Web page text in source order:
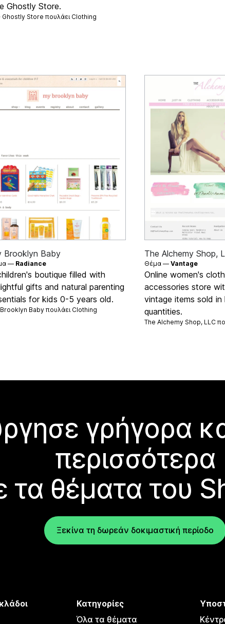
Ghostly Store.
Ghostly Store πουλάει Clothing
Brooklyn Baby
— Radiance
boutique filled with
gifts and natural parenting
for kids 0-5 years old.
Baby πουλάει Clothing
The Alchemy Shop,
Θέμα — Vantage
Online women's
accessories store
vintage items sold in
quantities.
The Alchemy Shop, LLC
γρήγορα
περισσότερα
τα θέματα του
Ξεκίνα τη δωρεάν δοκιμαστική περίοδο
Κατηγορίες
Όλα τα θέματα